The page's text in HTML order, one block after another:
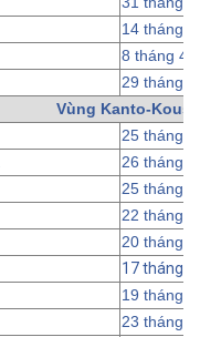
14 tháng 4
8 tháng 4
29 tháng 3
Vùng Kanto-
25 tháng 3
26 tháng 3
25 tháng 3
22 tháng 3
20 tháng 3
17 tháng 3
19 tháng 3
23 tháng 3